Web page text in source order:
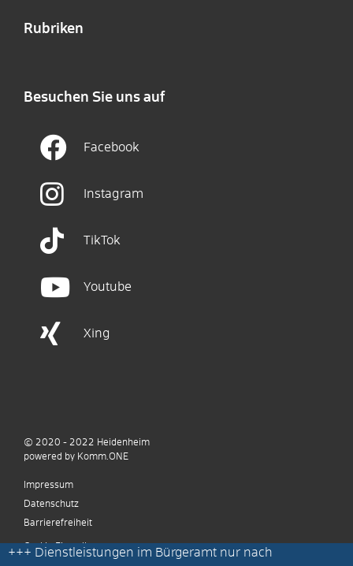
Rubriken
Besuchen Sie uns auf
Facebook
Instagram
TikTok
Youtube
Xing
+++ Dienstleistungen im Bürgeramt nur nach
© 2020 - 2022 Heidenheim
powered by Komm.ONE
Impressum
Datenschutz
Barrierefreiheit
Cookie Einstellungen